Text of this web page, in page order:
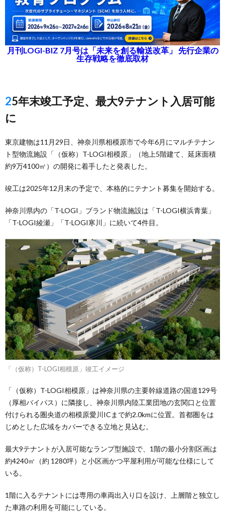
月刊LOGI-BIZ 7月号は「未来を創る輸送改革」 先行企業の
生存戦略を徹底取材
25年末竣工予定、最大9テナント入居可能
に
東京建物は11月29日、神奈川県相模原市で今年6月にマルチテナン
ト型物流施設「（仮称）T-LOGI相模原」（地上5階建て、延床面積
約9万4100㎡）の開発に着手したと発表した。
竣工は2025年12月末の予定で、本格的にテナント募集を開始する。
神奈川県内の「T-LOGI」ブランド物流施設は「T-LOGI横浜青葉」
「T-LOGI綾瀬」「T-LOGI寒川」に続いて4件目。
「（仮称）T-LOGI相模原」竣工イメージ
「（仮称）T-LOGI相模原」は神奈川県の主要幹線道路の国道129号
（厚相バイパス）に隣接し、神奈川県内陸工業団地の玄関口と位置
付けられる圏央道の相模原愛川ICまで約2.0kmに位置。首都圏をは
じめとした広域をカバーできる立地と見込む。
最大9テナントが入居可能なランプ型施設で、1階の最小分割区画は
約4240㎡（約 1280坪）と小区画かつ平屋利用が可能な仕様にして
いる。
1階に入るテナントには専用の車両出入り口を設け、上層階と独立し
た車路の利用を可能にしている。